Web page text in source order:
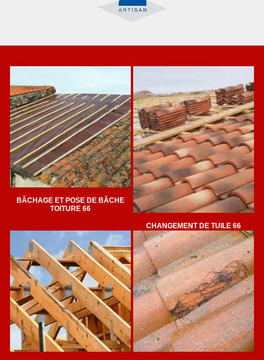
BÂCHAGE ET POSE DE BÂCHE
TOITURE 66
CHANGEMENT DE TUILE 66